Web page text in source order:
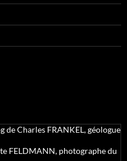
de Charles FRANKEL, géologue
FELDMANN, photographe du